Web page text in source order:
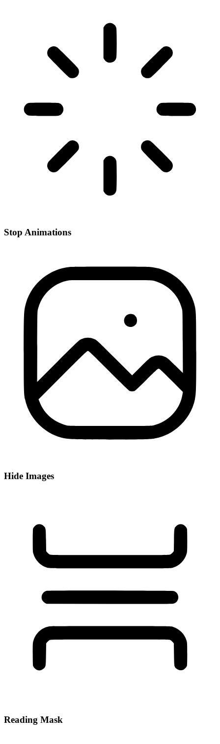
Stop Animations
Hide Images
Reading Mask